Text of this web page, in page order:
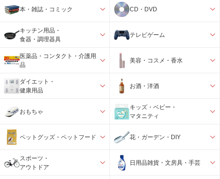
本・雑誌・コミック CD・DVD
キッチン用品・
食器・調理器具
テレビゲーム
医薬品・コンタクト・介護用
品
美容・コスメ・香水
ダイエット・
健康用品
お酒・洋酒
おもちゃ
キッズ・ベビー・
マタニティ
ペットグッズ・ペットフード 花・ガーデン・DIY
スポーツ・
アウトドア
日用品雑貨・文房具・手芸